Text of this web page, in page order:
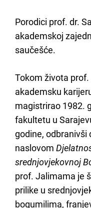
Porodici prof. dr.
akademskoj
saučešće.
Tokom života
akademsku
magistrirao 1982.
fakultetu u
godine, odbranivši
naslovom
srednjovjekovnoj
prof. Jalimama je
prilike u
bogumilima,